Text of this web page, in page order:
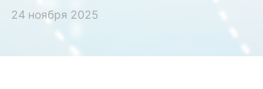
24 ноября 2025